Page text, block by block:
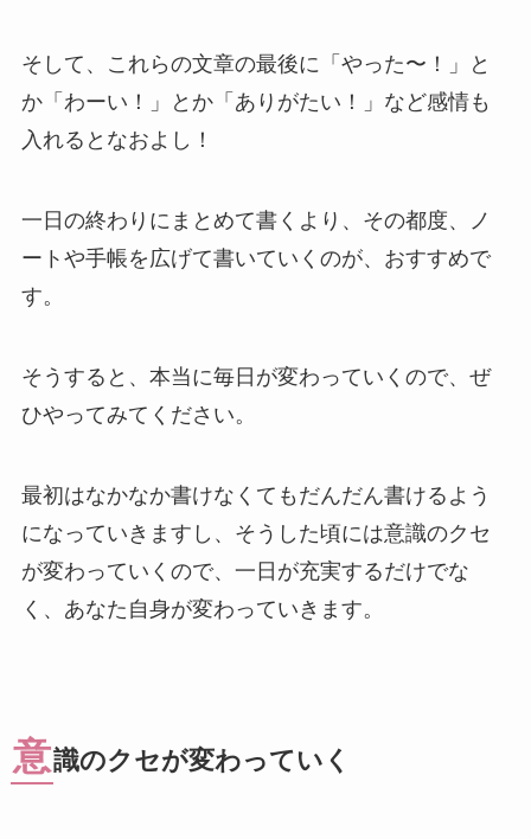
そして、これらの文章の最後に「やった〜！」と
か「わーい！」とか「ありがたい！」など感情も
入れるとなおよし！
一日の終わりにまとめて書くより、その都度、ノ
ートや手帳を広げて書いていくのが、おすすめで
す。
そうすると、本当に毎日が変わっていくので、ぜ
ひやってみてください。
最初はなかなか書けなくてもだんだん書けるよう
になっていきますし、そうした頃には意識のクセ
が変わっていくので、一日が充実するだけでな
く、あなた自身が変わっていきます。
意識のクセが変わっていく